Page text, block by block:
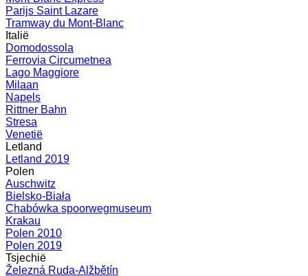
Parijs Saint Lazare
Tramway du Mont-Blanc
Italië
Domodossola
Ferrovia Circumetnea
Lago Maggiore
Milaan
Napels
Rittner Bahn
Stresa
Venetië
Letland
Letland 2019
Polen
Auschwitz
Bielsko-Biała
Chabówka spoorwegmuseum
Krakau
Polen 2010
Polen 2019
Tsjechië
Železná Ruda-Alžbětín